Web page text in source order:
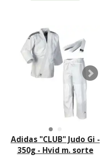
Adidas "CLUB" Judo Gi -
350g - Hvid m. sorte